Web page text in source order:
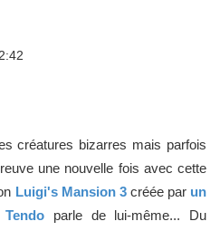
créatures bizarres mais parfois
une nouvelle fois avec cette
Luigi's Mansion 3créée par un
parle de lui-même... Du